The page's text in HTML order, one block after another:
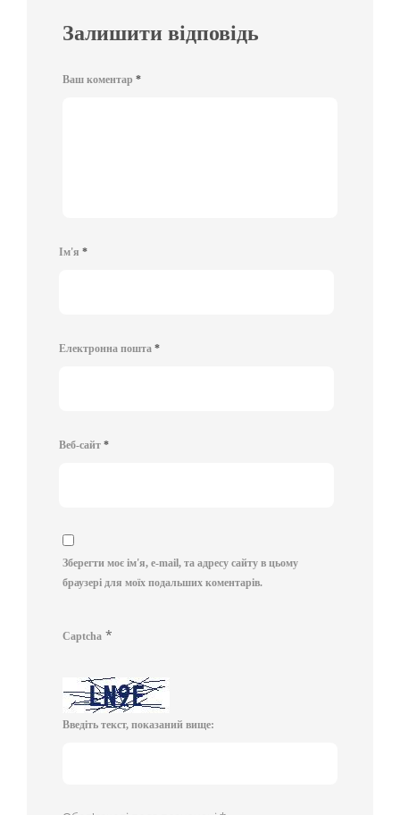
Залишити відповідь
Ваш коментар *
Ім'я *
Електронна пошта *
Веб-сайт *
Зберегти моє ім'я, e-mail, та адресу сайту в цьому
браузері для моїх подальших коментарів.
Captcha *
Введіть текст, показаний вище: